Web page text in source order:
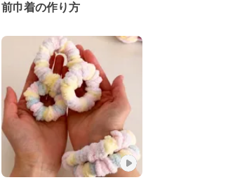
前巾着の作り方